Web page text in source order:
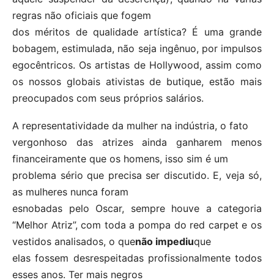
regras não oficiais que fogem
dos méritos de qualidade artística? É uma grande
bobagem, estimulada, não seja ingênuo, por impulsos
egocêntricos. Os artistas de Hollywood, assim como
os nossos globais ativistas de butique, estão mais
preocupados com seus próprios salários.
A representatividade da mulher na indústria, o fato
vergonhoso das atrizes ainda ganharem menos
financeiramente que os homens, isso sim é um
problema sério que precisa ser discutido. E, veja só,
as mulheres nunca foram
esnobadas pelo Oscar, sempre houve a categoria
“Melhor Atriz”, com toda a pompa do red carpet e os
vestidos analisados, o quenão impediuque
elas fossem desrespeitadas profissionalmente todos
esses anos. Ter mais negros